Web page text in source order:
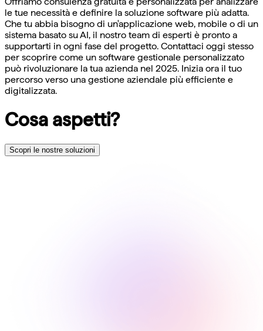
le tue necessità e definire la soluzione software più adatta.
Che tu abbia bisogno di un'applicazione web, mobile o di un
sistema basato su AI, il nostro team di esperti è pronto a
supportarti in ogni fase del progetto. Contattaci oggi stesso
per scoprire come un software gestionale personalizzato
può rivoluzionare la tua azienda nel 2025. Inizia ora il tuo
percorso verso una gestione aziendale più efficiente e
digitalizzata.
Cosa aspetti?
Scopri le nostre soluzioni